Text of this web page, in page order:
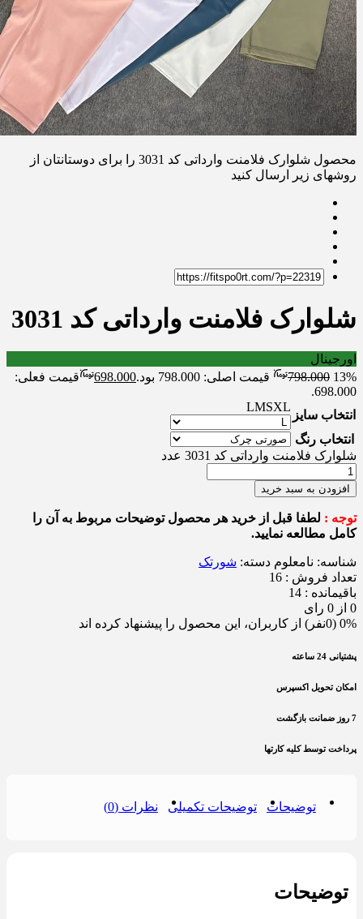
محصول شلوارک فلامنت وارداتی کد 3031 را برای دوستانتان از
روشهای زیر ارسال کنید
شلوارک فلامنت وارداتی کد 3031
اورجینال
13%
798.000 قیمت اصلی: 798.000 بود. 698.000
قیمت فعلی:
698.000.
انتخاب سایز
LMSXL
انتخاب رنگ
شلوارک فلامنت وارداتی کد 3031 عدد
افزودن به سبد خرید
توجه : لطفا قبل از خرید هر محصول توضیحات مربوط به آن را
کامل مطالعه نمایید.
شناسه: نامعلوم دسته: شورتک
تعداد فروش : 16
باقیمانده : 14
0 از 0 رای
0% (0نفر) از کاربران، این محصول را پیشنهاد کرده اند
پشتیانی 24 ساعته
امکان تحویل اکسپرس
7 روز ضمانت بازگشت
پرداخت توسط کلیه کارتها
توضیحات توضیحات تکمیلی نظرات (0)
توضیحات